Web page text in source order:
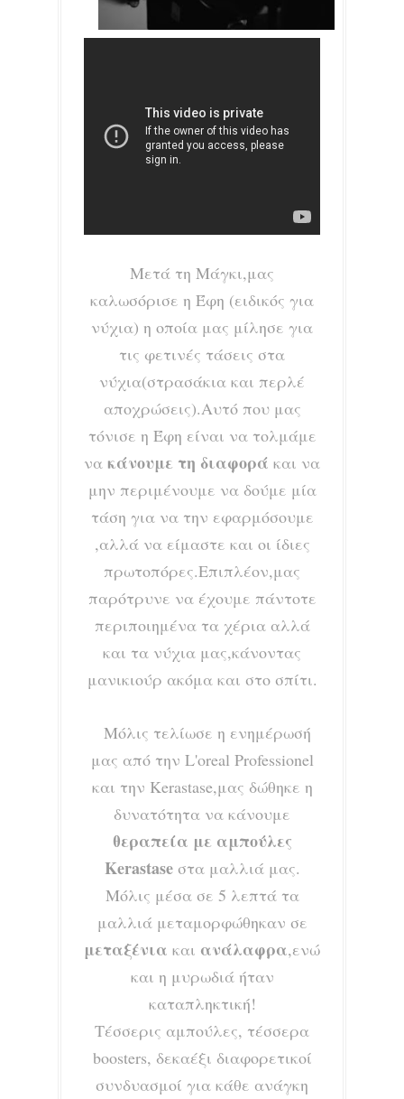
Μετά τη Μάγκι,μας
καλωσόρισε η Έφη (ειδικός για
νύχια) η οποία μας μίλησε για
τις φετινές τάσεις στα
νύχια(στρασάκια και περλέ
αποχρώσεις).Αυτό που μας
τόνισε η Έφη είναι να τολμάμε
να κάνουμε τη διαφορά και να
μην περιμένουμε να δούμε μία
τάση για να την εφαρμόσουμε
,αλλά να είμαστε και οι ίδιες
πρωτοπόρες.Επιπλέον,μας
παρότρυνε να έχουμε πάντοτε
περιποιημένα τα χέρια αλλά
και τα νύχια μας,κάνοντας
μανικιούρ ακόμα και στο σπίτι.
Μόλις τελίωσε η ενημέρωσή
μας από την L'oreal Professionel
και την Kerastase,μας δώθηκε η
δυνατότητα να κάνουμε
θεραπεία με αμπούλες
Kerastaseστα μαλλιά μας.
Μόλις μέσα σε 5 λεπτά τα
μαλλιά μεταμορφώθηκαν σε
μεταξένια και ανάλαφρα,ενώ
και η μυρωδιά ήταν
καταπληκτική!
Τέσσερις αμπούλες, τέσσερα
boosters, δεκαέξι διαφορετικοί
συνδυασμοί για κάθε ανάγκη